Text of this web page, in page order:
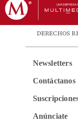
DERECHOS
Newsletters
Contáctanos
Anúnciate